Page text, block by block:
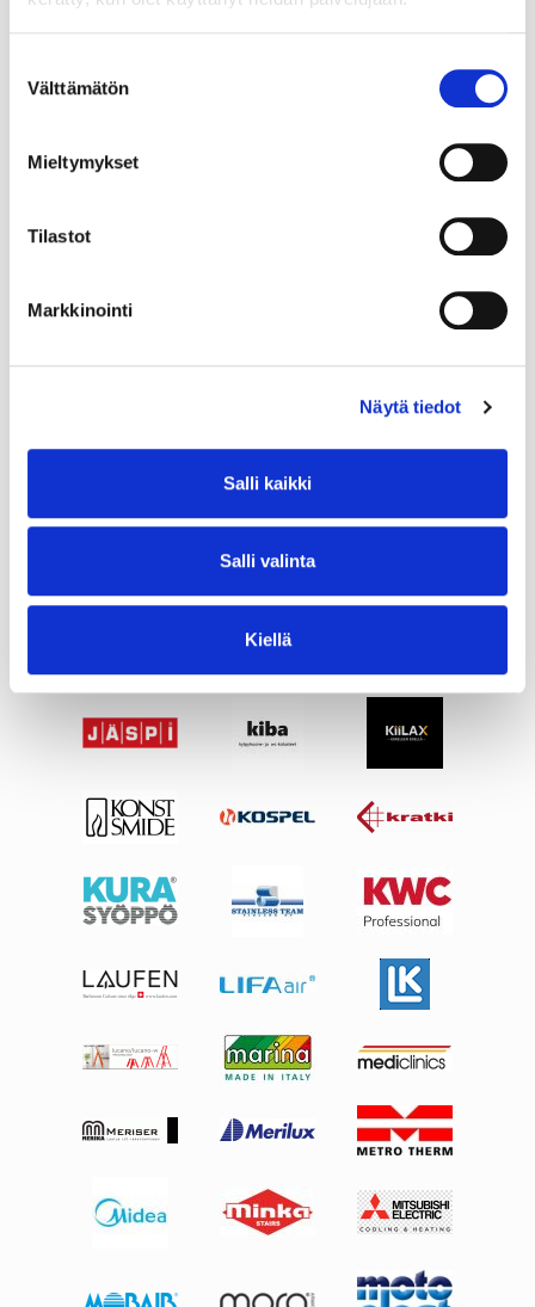
valinta
Välttämätön
Mieltymykset
Tilastot
Markkinointi
Näytä tiedot
Salli kaikki
Salli valinta
Kiellä